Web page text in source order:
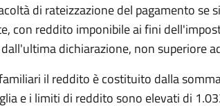
di rateizzazione del pagamento se
con reddito imponibile ai fini
dichiarazione, non superiore
il reddito è costituito dalla
e i limiti di reddito sono elevati di